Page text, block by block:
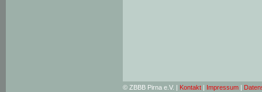
© ZBBB Pirna e.V. | Kontakt | Impressum |